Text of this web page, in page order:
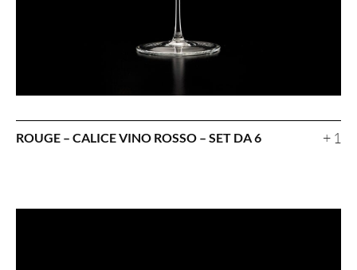
ROUGE – CALICE VINO ROSSO – SET DA 6 + 1